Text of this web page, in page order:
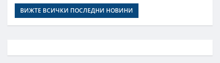
ВИЖТЕ ВСИЧКИ ПОСЛЕДНИ НОВИНИ